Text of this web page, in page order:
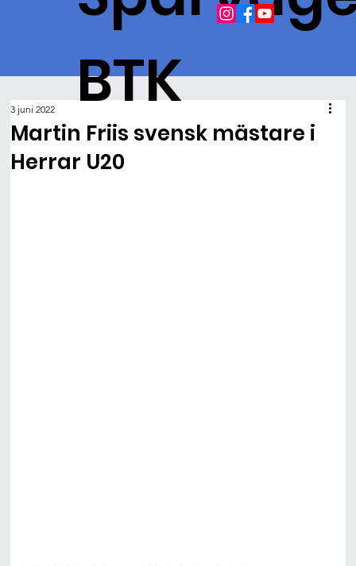
BTK
Martin Friis svensk mästare i
Herrar U20
3 juni 2022